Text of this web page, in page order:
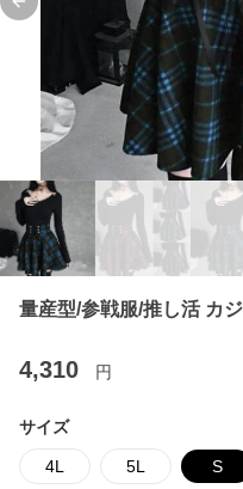
Previous slide
量産型/参戦服/推し活 カ
4,310 円
サイズ
4L 5L S